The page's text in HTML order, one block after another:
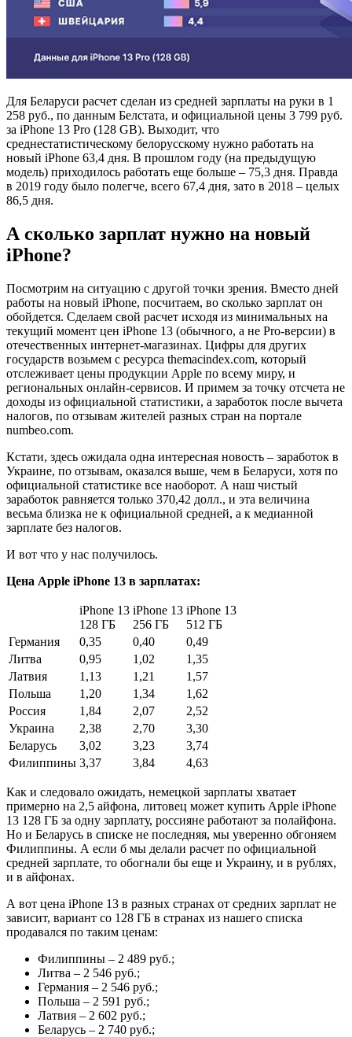
Для Беларуси расчет сделан из средней зарплаты на руки в 1
258 руб., по данным Белстата, и официальной цены 3 799 руб.
за iPhone 13 Pro (128 GB). Выходит, что
среднестатистическому белорусскому нужно работать на
новый iPhone 63,4 дня. В прошлом году (на предыдущую
модель) приходилось работать еще больше – 75,3 дня. Правда
в 2019 году было полегче, всего 67,4 дня, зато в 2018 – целых
86,5 дня.
А сколько зарплат нужно на новый
iPhone?
Посмотрим на ситуацию с другой точки зрения. Вместо дней
работы на новый iPhone, посчитаем, во сколько зарплат он
обойдется. Сделаем свой расчет исходя из минимальных на
текущий момент цен iPhone 13 (обычного, а не Pro-версии) в
отечественных интернет-магазинах. Цифры для других
государств возьмем с ресурса themacindex.com, который
отслеживает цены продукции Apple по всему миру, и
региональных онлайн-сервисов. И примем за точку отсчета не
доходы из официальной статистики, а заработок после вычета
налогов, по отзывам жителей разных стран на портале
numbeo.com.
Кстати, здесь ожидала одна интересная новость – заработок в
Украине, по отзывам, оказался выше, чем в Беларуси, хотя по
официальной статистике все наоборот. А наш чистый
заработок равняется только 370,42 долл., и эта величина
весьма близка не к официальной средней, а к медианной
зарплате без налогов.
И вот что у нас получилось.
Цена Apple iPhone 13 в зарплатах:
iPhone 13
128 ГБ
iPhone 13
256 ГБ
iPhone 13
512 ГБ
Германия
0,35 0,40
0,49
Литва
0,95 1,02
1,35
Латвия
1,13 1,21
1,57
Польша
1,20 1,34
1,62
Россия
1,84 2,07
2,52
Украина
2,38 2,70
3,30
Беларусь
3,02 3,23
3,74
Филиппины 3,37 3,84 4,63
Как и следовало ожидать, немецкой зарплаты хватает
примерно на 2,5 айфона, литовец может купить Apple iPhone
13 128 ГБ за одну зарплату, россияне работают за полайфона.
Но и Беларусь в списке не последняя, мы уверенно обгоняем
Филиппины. А если б мы делали расчет по официальной
средней зарплате, то обогнали бы еще и Украину, и в рублях,
и в айфонах.
А вот цена iPhone 13 в разных странах от средних зарплат не
зависит, вариант со 128 ГБ в странах из нашего списка
продавался по таким ценам:
Филиппины – 2 489 руб.;
Литва – 2 546 руб.;
Германия – 2 546 руб.;
Польша – 2 591 руб.;
Латвия – 2 602 руб.;
Беларусь – 2 740 руб.;